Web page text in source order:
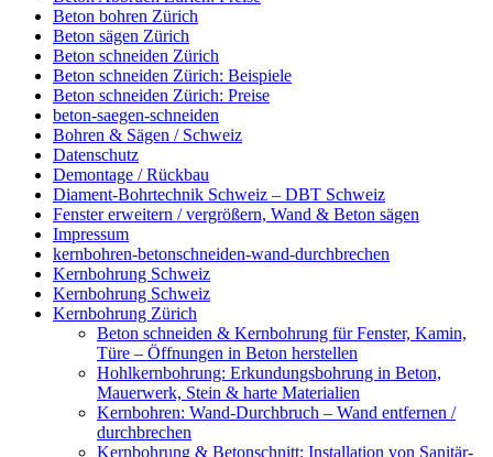
Beton bohren Zürich
Beton sägen Zürich
Beton schneiden Zürich
Beton schneiden Zürich: Beispiele
Beton schneiden Zürich: Preise
beton-saegen-schneiden
Bohren & Sägen / Schweiz
Datenschutz
Demontage / Rückbau
Diament-Bohrtechnik Schweiz – DBT Schweiz
Fenster erweitern / vergrößern, Wand & Beton sägen
Impressum
kernbohren-betonschneiden-wand-durchbrechen
Kernbohrung Schweiz
Kernbohrung Schweiz
Kernbohrung Zürich
Beton schneiden & Kernbohrung für Fenster, Kamin,
Türe – Öffnungen in Beton herstellen
Hohlkernbohrung: Erkundungsbohrung in Beton,
Mauerwerk, Stein & harte Materialien
Kernbohren: Wand-Durchbruch – Wand entfernen /
durchbrechen
Kernbohrung & Betonschnitt: Installation von Sanitär-